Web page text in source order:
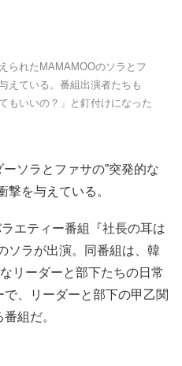
られたMAMAMOOのソラとフ
えている。番組出演者たちも
もいいの？」と釘付けになった
ソラとファサの”突発的な
撃を与えている。
エティー番組『社長の耳は
ソラが出演。同番組は、韓
リーダーと部下たちの日常
、リーダーと部下の甲乙関
組だ。